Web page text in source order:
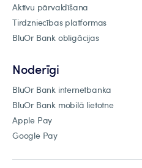
Aktīvu pārvaldīšana
Tirdzniecības platformas
BluOr Bank obligācijas
Noderīgi
BluOr Bank internetbanka
BluOr Bank mobilā lietotne
Apple Pay
Google Pay